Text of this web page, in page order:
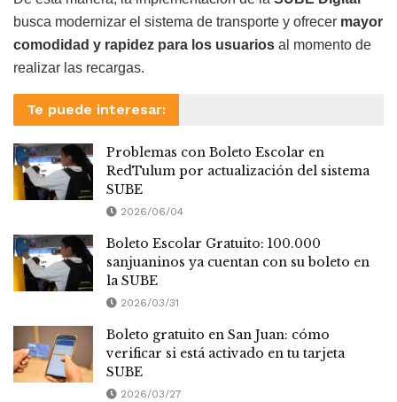
busca modernizar el sistema de transporte y ofrecer mayor
comodidad y rapidez para los usuarios al momento de
realizar las recargas.
Te puede interesar:
Problemas con Boleto Escolar en
RedTulum por actualización del sistema
SUBE
2026/06/04
Boleto Escolar Gratuito: 100.000
sanjuaninos ya cuentan con su boleto en
la SUBE
2026/03/31
Boleto gratuito en San Juan: cómo
verificar si está activado en tu tarjeta
SUBE
2026/03/27